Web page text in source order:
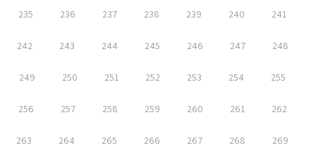
235 236 237 238 239 240 241
242 243 244 245 246 247 248
249 250 251 252 253 254 255
256 257 258 259 260 261 262
263 264 265 266 267 268 269